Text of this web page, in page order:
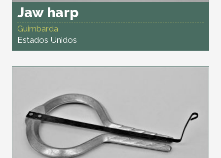
Jaw harp
Guimbarda
Estados Unidos